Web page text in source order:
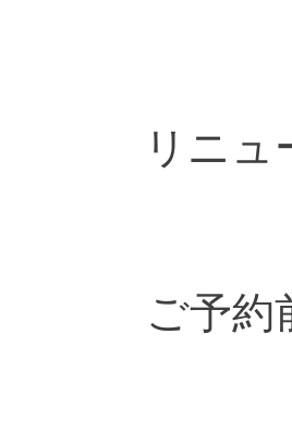
リニ
ご予約